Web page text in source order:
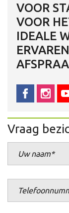
VOOR
VOOR
IDEALE
Vraag